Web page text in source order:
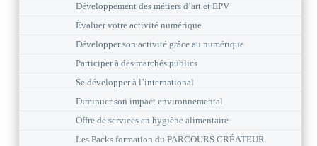
Développement des métiers d’art et EPV
Évaluer votre activité numérique
Développer son activité grâce au numérique
Participer à des marchés publics
Se développer à l’international
Diminuer son impact environnemental
Offre de services en hygiène alimentaire
Les Packs formation du PARCOURS CRÉATEUR